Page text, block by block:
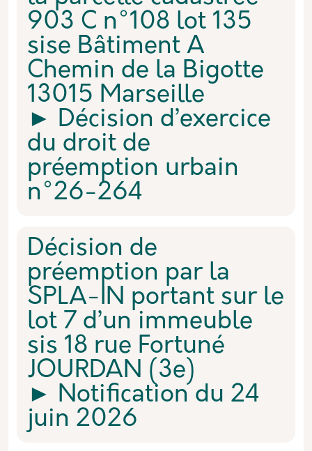
903 C n°108 lot 135
sise Bâtiment A
Chemin de la Bigotte
13015 Marseille
► Décision d’exercice
du droit de
préemption urbain
n°26-264
Décision de
préemption par la
SPLA-IN portant sur le
lot 7 d’un immeuble
sis 18 rue Fortuné
JOURDAN (3e)
► Notification du 24
juin 2026